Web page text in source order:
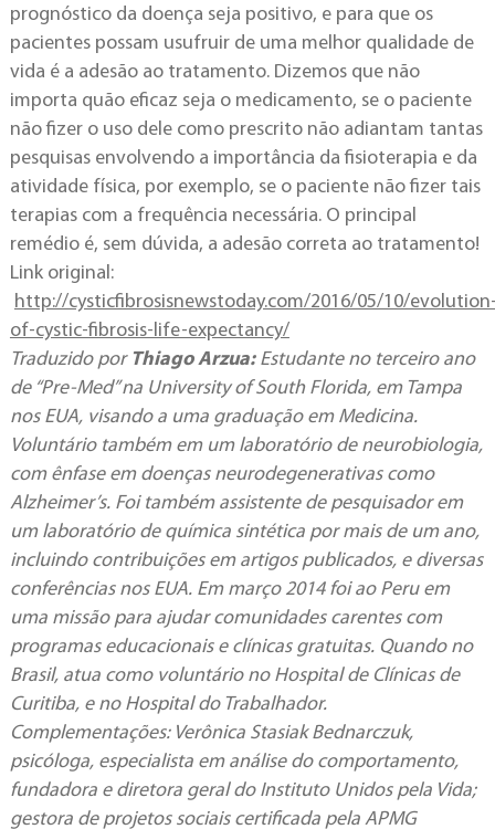
prognóstico da doença seja positivo, e para que os
pacientes possam usufruir de uma melhor qualidade de
vida é a adesão ao tratamento. Dizemos que não
importa quão eficaz seja o medicamento, se o paciente
não fizer o uso dele como prescrito não adiantam tantas
pesquisas envolvendo a importância da fisioterapia e da
atividade física, por exemplo, se o paciente não fizer tais
terapias com a frequência necessária. O principal
remédio é, sem dúvida, a adesão correta ao tratamento!
Link original:
http://cysticfibrosisnewstoday.com/2016/05/10/
of-cystic-fibrosis-life-expectancy/
Traduzido por Thiago Arzua:Estudante no terceiro ano
de “Pre-Med” na University of South Florida, em Tampa
nos EUA, visando a uma graduação em Medicina.
Voluntário também em um laboratório de neurobiologia,
com ênfase em doenças neurodegenerativas como
Alzheimer’s. Foi também assistente de pesquisador em
um laboratório de química sintética por mais de um ano,
incluindo contribuições em artigos publicados, e diversas
conferências nos EUA. Em março 2014 foi ao Peru em
uma missão para ajudar comunidades carentes com
programas educacionais e clínicas gratuitas. Quando no
Brasil, atua como voluntário no Hospital de Clínicas de
Curitiba, e no Hospital do Trabalhador.
Complementações: Verônica Stasiak Bednarczuk,
psicóloga, especialista em análise do comportamento,
fundadora e diretora geral do Instituto Unidos pela Vida;
gestora de projetos sociais certificada pela APMG